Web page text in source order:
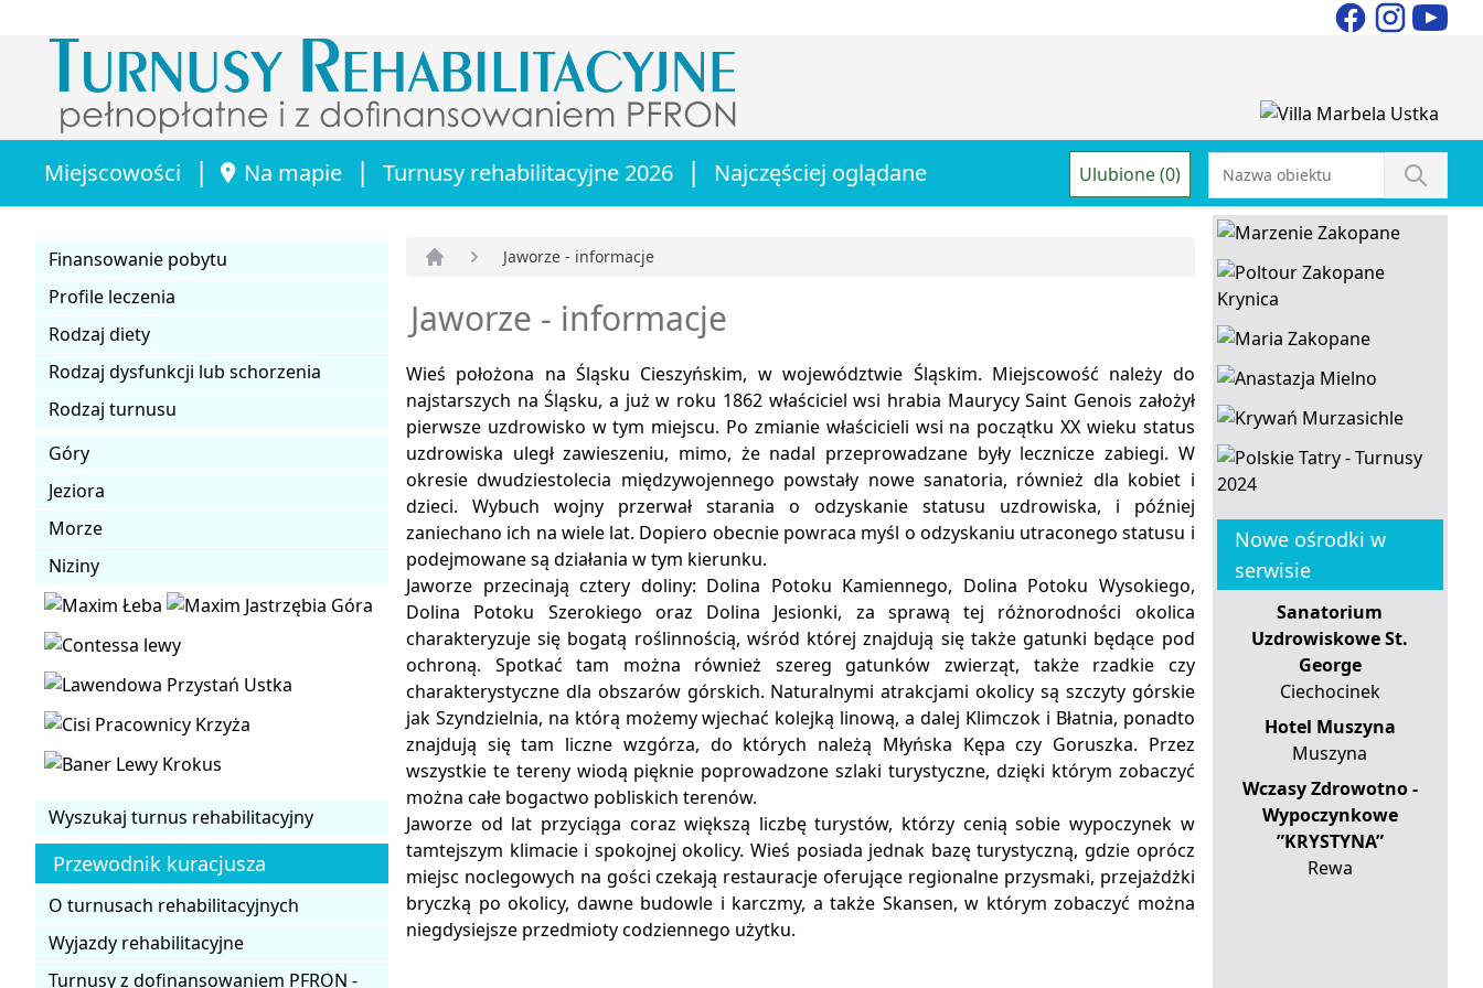
Miejscowości | Na mapie | Turnusy rehabilitacyjne 2026 | Najczęściej oglądane Ulubione (0)
Finansowanie pobytu
Profile leczenia
Rodzaj diety
Rodzaj dysfunkcji lub schorzenia
Rodzaj turnusu
Góry
Jeziora
Morze
Niziny
Wyszukaj turnus rehabilitacyjny
Przewodnik kuracjusza
O turnusach rehabilitacyjnych
Wyjazdy rehabilitacyjne
Turnusy z dofinansowaniem PFRON -
Jaworze - informacje
Jaworze - informacje
Wieś położona na Śląsku Cieszyńskim, w województwie Śląskim. Miejscowość należy do
najstarszych na Śląsku, a już w roku 1862 właściciel wsi hrabia Maurycy Saint Genois założył
pierwsze uzdrowisko w tym miejscu. Po zmianie właścicieli wsi na początku XX wieku status
uzdrowiska uległ zawieszeniu, mimo, że nadal przeprowadzane były lecznicze zabiegi. W
okresie dwudziestolecia międzywojennego powstały nowe sanatoria, również dla kobiet i
dzieci. Wybuch wojny przerwał starania o odzyskanie statusu uzdrowiska, i później
zaniechano ich na wiele lat. Dopiero obecnie powraca myśl o odzyskaniu utraconego statusu i
podejmowane są działania w tym kierunku.
Jaworze przecinają cztery doliny: Dolina Potoku Kamiennego, Dolina Potoku Wysokiego,
Dolina Potoku Szerokiego oraz Dolina Jesionki, za sprawą tej różnorodności okolica
charakteryzuje się bogatą roślinnością, wśród której znajdują się także gatunki będące pod
ochroną. Spotkać tam można również szereg gatunków zwierząt, także rzadkie czy
charakterystyczne dla obszarów górskich. Naturalnymi atrakcjami okolicy są szczyty górskie
jak Szyndzielnia, na którą możemy wjechać kolejką linową, a dalej Klimczok i Błatnia, ponadto
znajdują się tam liczne wzgórza, do których należą Młyńska Kępa czy Goruszka. Przez
wszystkie te tereny wiodą pięknie poprowadzone szlaki turystyczne, dzięki którym zobaczyć
można całe bogactwo pobliskich terenów.
Jaworze od lat przyciąga coraz większą liczbę turystów, którzy cenią sobie wypoczynek w
tamtejszym klimacie i spokojnej okolicy. Wieś posiada jednak bazę turystyczną, gdzie oprócz
miejsc noclegowych na gości czekają restauracje oferujące regionalne przysmaki, przejażdżki
bryczką po okolicy, dawne budowle i karczmy, a także Skansen, w którym zobaczyć można
niegdysiejsze przedmioty codziennego użytku.
Nowe ośrodki w
serwisie
Sanatorium
Uzdrowiskowe St.
George
Ciechocinek
Hotel Muszyna
Muszyna
Wczasy Zdrowotno -
Wypoczynkowe
”KRYSTYNA”
Rewa